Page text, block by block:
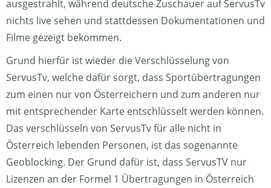
ausgestrahlt, während deutsche Zuschauer auf ServusTv
nichts live sehen und stattdessen Dokumentationen und
Filme gezeigt bekommen.
Grund hierfür ist wieder die Verschlüsselung von
ServusTv, welche dafür sorgt, dass Sportübertragungen
zum einen nur von Österreichern und zum anderen nur
mit entsprechender Karte entschlüsselt werden können.
Das verschlüsseln von ServusTv für alle nicht in
Österreich lebenden Personen, ist das sogenannte
Geoblocking. Der Grund dafür ist, dass ServusTV nur
Lizenzen an der Formel 1 Übertragungen in Österreich